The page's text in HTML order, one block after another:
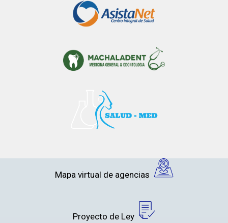
Mapa virtual de agencias
Proyecto de Ley